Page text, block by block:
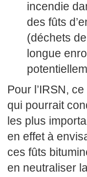
incendie
des fûts
(déchets
longue
Pour l’IRSN,
qui pourrait
les plus
en effet à
ces fûts
en neutraliser